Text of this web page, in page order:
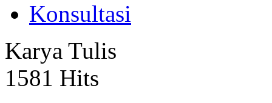
Konsultasi
Karya Tulis
1581 Hits